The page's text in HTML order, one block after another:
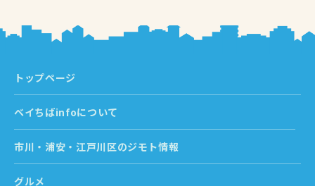
トップページ
ベイちばinfoについて
市川・浦安・江戸川区のジモト情報
グルメ